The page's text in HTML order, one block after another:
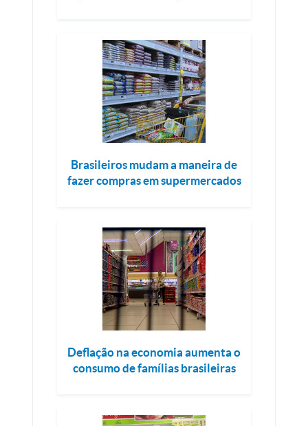
Brasileiros mudam a maneira de
fazer compras em supermercados
Deflação na economia aumenta o
consumo de famílias brasileiras